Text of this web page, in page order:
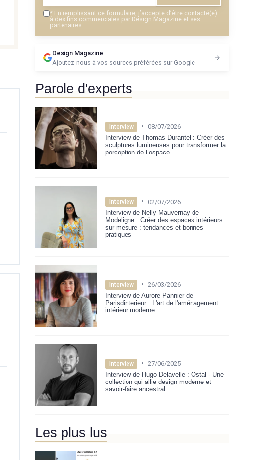
* En remplissant ce formulaire, j’accepte d’être contacté(e)
à des fins commerciales par Design Magazine et ses
partenaires.
Design Magazine
Ajoutez-nous à vos sources préférées sur Google
Parole d'experts
Interview • 08/07/2026
Interview de Thomas Durantel : Créer des
sculptures lumineuses pour transformer la
perception de l’espace
Interview • 02/07/2026
Interview de Nelly Mauvernay de
Modeligne : Créer des espaces intérieurs
sur mesure : tendances et bonnes
pratiques
Interview • 26/03/2026
Interview de Aurore Pannier de
Parisdinterieur : L'art de l'aménagement
intérieur moderne
Interview • 27/06/2025
Interview de Hugo Delavelle : Ostal - Une
collection qui allie design moderne et
savoir-faire ancestral
Les plus lus